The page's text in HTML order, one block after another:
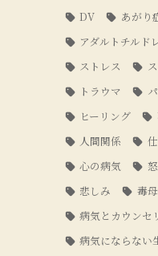
DV あがり
アダルトチルド
ストレス
トラウマ
ヒーリング
人間関係
心の病気
悲しみ
毒母
病気とカウンセ
病気にならない